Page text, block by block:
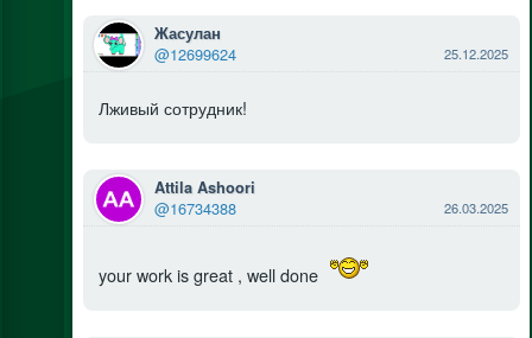
Жасулан
@12699624 25.12.2025
Лживый сотрудник!
Attila Ashoori
@16734388 26.03.2025
your work is great , well done